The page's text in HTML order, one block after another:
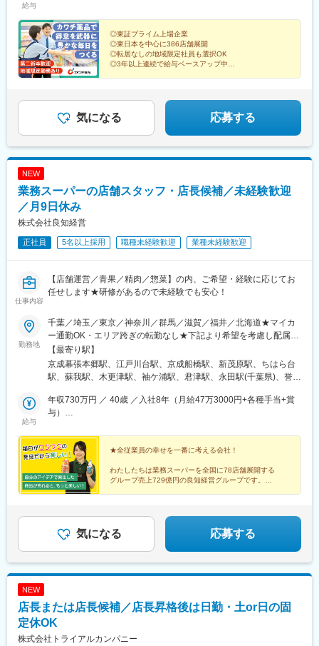
駅、京急川崎駅、津田沼駅、船橋駅、栄町駅(千葉県)、新八柱駅、
市川真間駅、天満橋駅、日本橋駅(大阪府)、大阪城公園駅、西中島
南方駅、要町駅、目白駅、湯島駅、青山一丁目駅、馬喰横山駅、
上野御徒町駅、新御徒町駅、五反田駅、戸越銀座駅、八丁堀駅(東
京都)、都庁前駅、曙橋駅、内幸町駅、汐留駅、東京駅、中野富士
駅(東京都)、銀座駅、亀戸水神駅、両国駅(都営線)、馬喰町駅、北
品川駅、穴守稲荷駅、東池袋四丁目駅、櫛田神社前駅、西鉄福岡
駅、東比恵駅、越中島駅、池ノ上駅、浅草駅、蓮沼駅、布田駅、
井の頭公園駅、新松戸駅、日ノ出町駅、登戸駅、二子玉川駅、あ
びこ駅、阿倍野駅(地下鉄)、北天下茶屋駅、大阪阿部野橋駅、矢場
保駅、竹橋駅、四ツ谷駅、浜町駅、日比谷駅、北参道駅、本郷三
丁目駅、立町駅、近鉄丹波橋駅、五条駅(京都市営)、中電前駅、石
川町駅、京成津田沼駅、大神宮下駅、千葉中央駅、みのり台駅、
なにわ橋駅、大阪難波駅、近鉄日本橋駅、大阪城北詰駅、上野
駅、大崎駅、戸越公園駅、不動前駅、江戸川橋駅、東新宿駅、初
台駅、永田町駅、虎ノ門駅、御成門駅、中野新橋駅、学習院下
駅、国際展示場駅、東日本橋駅、芝公園駅、御茶ノ水駅、天神南
駅、東北沢駅、浅草駅(ＴＸ)、高津駅(神奈川県)、松屋町駅、岸里
駅、天王寺駅
額会社負担（社内規定あり）。※店舗所在地については、当社ホー
ムページを参照ください。※受動喫煙対策／オフィス内完全禁煙
駅、赤塚駅、高浜駅(茨城県)、潮来駅、常陸多賀駅、荒川沖駅、石
岡駅、南石下駅、偕楽園駅、岩瀬駅、牛久駅、大洗駅、笠間駅、
鹿島神宮駅、十王駅、神立駅、磯原駅、大津港駅、古河駅、佐和
駅、下菅谷駅、下館二高前駅、下館駅、大宝駅、静駅、高萩駅、
小木津駅、研究学園駅、つくば駅、みどりの駅、土浦駅、友部
田駅、常陸大宮駅、勝田駅、ひたち野うしく駅、日立駅、藤代
駅、新鉾田駅、水海道駅、南守谷駅、守谷駅、結城駅、水戸駅、
竜ケ崎駅、会津若松駅、会津坂下駅、南若松駅、安積永盛駅、磐
志駅、竜舞駅、西小泉駅、大胡駅、国定駅、新前橋駅、井野駅(群
馬県)、桐生球場前駅、新桐生駅、渋川駅、八木原駅、中央前橋
駅、高崎駅、新町駅(群馬県)、渡瀬駅(群馬県)、上毛高原駅、東富
岡駅、沼田駅、北藤岡駅、群馬藤岡駅、前橋駅、心臓血管センタ
ー駅、吉井駅(群馬県)、黒松駅(宮城県)、太子堂駅、愛子駅、荒井
野栄駅、西塩釜駅、北山駅(宮城県)、富沢駅、泉中央駅、東仙台
駅、塚目駅、古川駅、美田園駅、国見駅(宮城県)、長町一丁目駅、
井駅、京成臼井駅、館山駅、仲ノ町駅、松岸駅、求名駅、公津の
杜駅、青堀駅、船橋日大前駅、上総清川駅、八街駅、榎戸駅(千葉
県)、八日市場駅、横芝駅、武蔵藤沢駅、八木崎駅、加須駅、丹荘
駅、久喜駅、ひろせ野鳥の森駅、北坂戸駅、杉戸高野台駅、花崎
駅、新田駅(埼玉県)、せんげん台駅、さいたま新都心駅、本庄駅、
親鼻駅、南桜井駅、鷲宮駅、東酒田駅、西寒河江駅、新庄駅、高
畠駅、羽前大山駅、鶴岡駅、天童南駅、南長井駅、さくらんぼ東
根駅、東金井駅、蔵王駅、米沢駅、置賜駅、西米沢駅、山ノ目
駅、水沢駅、厨川駅、矢幅駅、豊科駅、切石駅、飯山駅、伊那市
駅、西上田駅、中軽井沢駅、小諸駅、岩村田駅、塩尻駅、信州中
野駅、穂高駅、大屋駅、磐田駅、草薙駅(東海道本線)、遠州小松
駅、六合駅、甲府駅、南甲府駅、春日居町駅、ゆいの杜東駅、合
戦場駅、泉駅(福島交通線)
給与
◎東証プライム上場企業
◎東日本を中心に386店舗展開
◎転居なしの地域限定社員も選択OK
◎3年以上連続で給与ベースアップ中
気になる 応募する
NEW
業務スーパーの店舗スタッフ・店長候補／未経験歓迎
／月9日休み
株式会社良知経営
正社員 5名以上採用 職種未経験歓迎 業種未経験歓迎
仕事内容
【店舗運営／青果／精肉／惣菜】の内、ご希望・経験に応じてお
任せします★研修があるので未経験でも安心！
勤務地
千葉／埼玉／東京／神奈川／群馬／滋賀／福井／北海道★マイカ
ー通勤OK・エリア跨ぎの転勤なし★下記より希望を考慮し配属先
決定■千葉県幕張本郷、江戸川台、船橋南、館山、蘇我ベイフロン
ト、千葉中央、四街道、鎌取、誉田、木更津、ちはら台、流山、
勝田台、大網永田、馬来田、袖ヶ浦、茂原、茂原緑ヶ丘、君津、
小手指、吉川、三郷、飯能、越谷南、深谷、所沢ファルマン、三
芳、熊谷、籠原、幸手、妻沼、鶴ヶ島、羽生■東京都練馬、日野百
町田木曽、西武東大和、昭島、武蔵境、八王子みなみ野ミートセ
ンター■神奈川県宮前、荏田西、平塚、古淵、上麻生、武蔵新城、
小田原栢山★オープニング同時募集（神奈川県内／今秋新規オー
プン予定）■群馬県桐生境野、笠懸、岩瀬川■滋賀県日野、甲良、
長浜高月/ミートセンター■福井県四ツ居、ワッセ、二の宮、木
西、伏古、新発寒、狸小路２丁目、静内、室蘭、滝川
【最寄り駅】
京成幕張本郷駅、江戸川台駅、京成船橋駅、新茂原駅、ちはら台
駅、蘇我駅、木更津駅、袖ケ浦駅、君津駅、永田駅(千葉県)、誉田
駅、茂原駅、勝田台駅、流山駅、馬来田駅、入曽駅、籠原駅、蒲
生駅、幸手駅、狭山ケ丘駅、元加治駅、鶴ケ島駅、南浦和駅、加
川駅、上熊谷駅、上尾駅、西小泉駅、柳瀬川駅、喜多見駅、百草
園駅、上野広小路駅、新小金井駅、武蔵境駅、立飛駅、武蔵大和
駅、光が丘駅、古淵駅、鶴川駅、中神駅、八王子みなみ野駅、都
筑ふれあいの丘駅、武蔵新城駅、栢山駅、柿生駅、たまプラーザ
駅、平塚駅、岩宿駅、桐生駅、細谷駅(群馬県)、日野駅(滋賀県)、
ツ公園駅、西敦賀駅、若狭本郷駅、環状通東駅、稲積公園駅、狸
小路駅、沼ノ端駅、糸井駅、鵡川駅、東室蘭駅、滝川駅、緑が丘
駅(北海道)、幕張本郷駅、千葉中央駅、東葉勝田台駅、下郡駅、上
給与
年収730万円 ／ 40歳 ／入社8年（月給47万3000円+各種手当+賞
与）
与）
★全従業員の幸せを一番に考える会社！
わたしたちは業務スーパーを全国に78店舗展開する
グループ売上729億円の良知経営グループです。
一生懸命になれる人と働きたいと考えています。
気になる 応募する
NEW
店長または店長候補／店長昇格後は日勤・土or日の固
定休OK
株式会社トライアルカンパニー